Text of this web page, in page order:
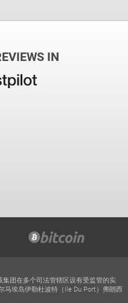
IN
团在多个司法管辖区设有受监管的实
马埃岛伊勒杜波特（Ile Du Port）弗朗西